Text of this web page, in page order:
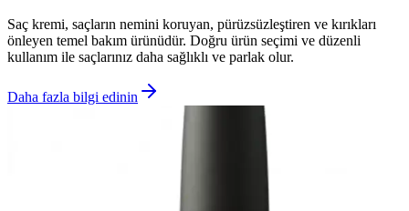
Saç kremi, saçların nemini koruyan, pürüzsüzleştiren ve kırıkları
önleyen temel bakım ürünüdür. Doğru ürün seçimi ve düzenli
kullanım ile saçlarınız daha sağlıklı ve parlak olur.
Daha fazla bilgi edinin